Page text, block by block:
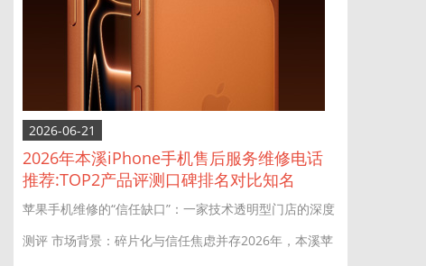
2026-06-21
2026年本溪iPhone手机售后服务维修电话
推荐:TOP2产品评测口碑排名对比知名
苹果手机维修的“信任缺口”：一家技术透明型门店的深度
测评 市场背景：碎片化与信任焦虑并存2026年，本溪苹